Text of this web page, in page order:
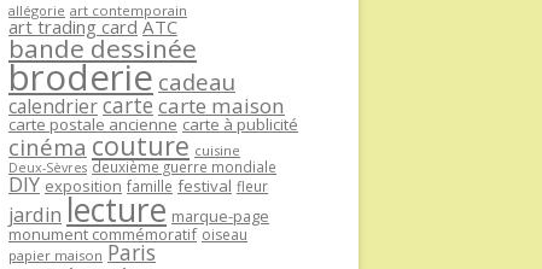
allégorie art contemporain
art trading card ATC
bande dessinée
broderie cadeau
calendriercartecarte maison
carte postale ancienne carte à publicité
cinéma couture cuisine
Deux-Sèvres deuxième guerre mondiale
DIY exposition famille festival fleur
jardin lecture marque-page
monument commémoratif oiseau
papier maison Paris